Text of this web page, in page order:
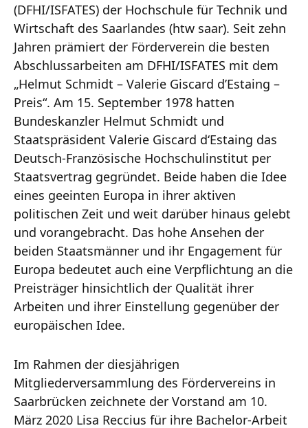
(DFHI/ISFATES) der Hochschule für Technik und
Wirtschaft des Saarlandes (htw saar). Seit zehn
Jahren prämiert der Förderverein die besten
Abschlussarbeiten am DFHI/ISFATES mit dem
„Helmut Schmidt – Valerie Giscard d’Estaing –
Preis“. Am 15. September 1978 hatten
Bundeskanzler Helmut Schmidt und
Staatspräsident Valerie Giscard d‘Estaing das
Deutsch-Französische Hochschulinstitut per
Staatsvertrag gegründet. Beide haben die Idee
eines geeinten Europa in ihrer aktiven
politischen Zeit und weit darüber hinaus gelebt
und vorangebracht. Das hohe Ansehen der
beiden Staatsmänner und ihr Engagement für
Europa bedeutet auch eine Verpflichtung an die
Preisträger hinsichtlich der Qualität ihrer
Arbeiten und ihrer Einstellung gegenüber der
europäischen Idee.
Im Rahmen der diesjährigen
Mitgliederversammlung des Fördervereins in
Saarbrücken zeichnete der Vorstand am 10.
März 2020 Lisa Reccius für ihre Bachelor-Arbeit